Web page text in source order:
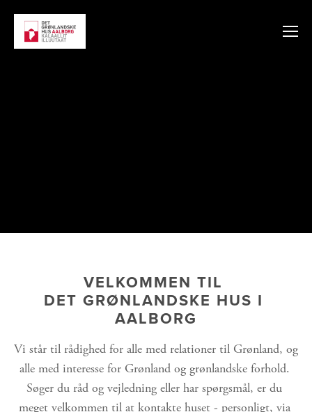
VELKOMMEN TIL
DET GRØNLANDSKE HUS I
AALBORG
Vi står til rådighed for alle med relationer til Grønland, og
alle med interesse for Grønland og grønlandske forhold.
Søger du råd og vejledning eller har spørgsmål, er du
meget velkommen til at kontakte huset - personligt, via